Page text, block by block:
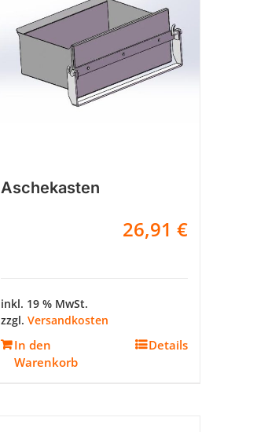
Aschekasten
26,91€
inkl. 19 % MwSt.
zzgl. Versandkosten
In den
Warenkorb
Details